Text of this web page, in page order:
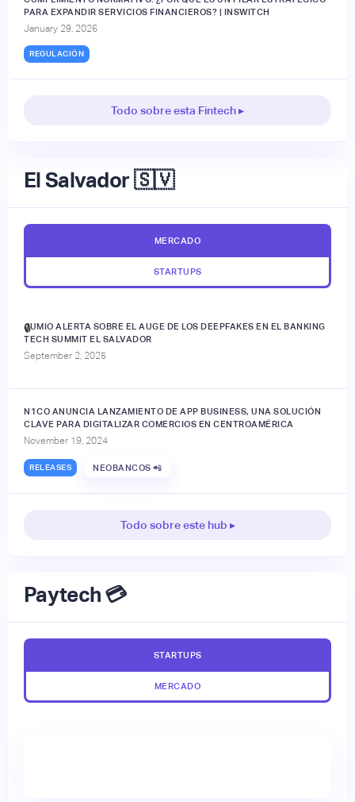
PARA EXPANDIR SERVICIOS FINANCIEROS? | INSWITCH
January 29, 2026
REGULACIÓN
Todo sobre esta Fintech ▸
El Salvador 🇸🇻
MERCADO
STARTUPS
JUMIO ALERTA SOBRE EL AUGE DE LOS DEEPFAKES EN EL BANKING
TECH SUMMIT EL SALVADOR
September 2, 2025
🔒
N1CO ANUNCIA LANZAMIENTO DE APP BUSINESS, UNA SOLUCIÓN
CLAVE PARA DIGITALIZAR COMERCIOS EN CENTROAMÉRICA
November 19, 2024
RELEASES NEOBANCOS 📲
Todo sobre este hub ▸
Paytech 💳
STARTUPS
MERCADO